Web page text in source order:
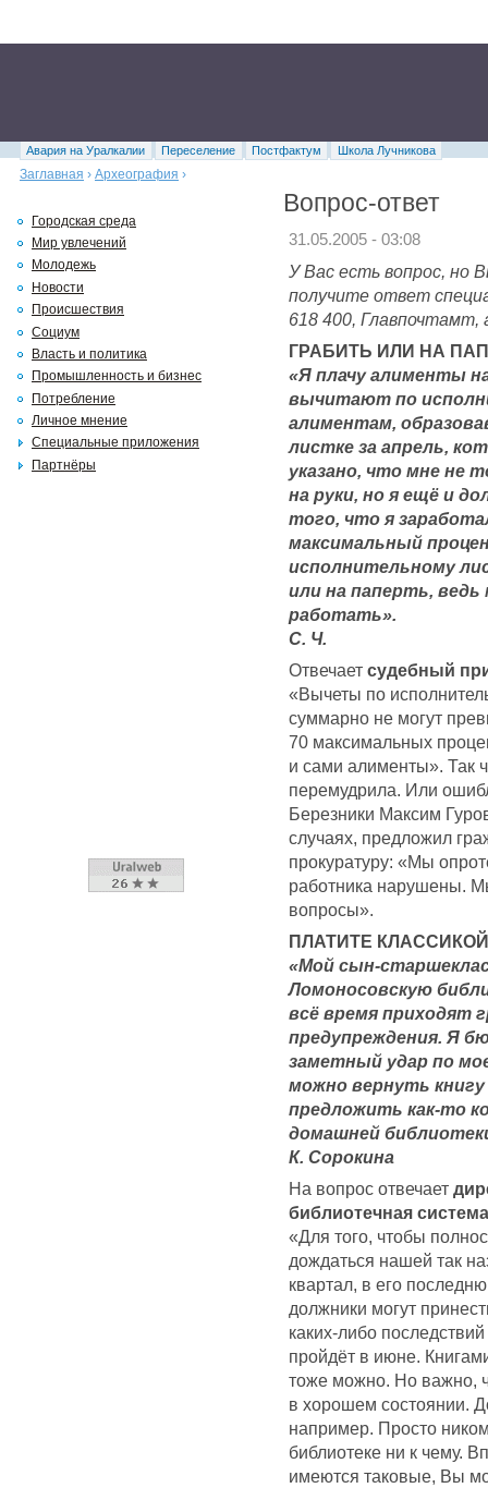
Авария на Уралкалии Переселение Постфактум
Школа Лучникова
Заглавная › Археография ›
Вопрос-ответ
31.05.2005 - 03:08
У Вас есть вопрос,
получите ответ
618 400, Главпочтамт,
ГРАБИТЬ ИЛИ НА
«Я плачу алименты
вычитают по
алиментам,
листке за апрель,
указано, что мне не
на руки, но я ещё и
того, что я
максимальный
исполнительному
или на паперть,
работать».
С. Ч.
Отвечает судебный
«Вычеты по
суммарно не могут
70 максимальных
и сами алименты». Так
перемудрила. Или
Березники Максим
случаях, предложил
прокуратуру: «Мы
работника нарушены.
вопросы».
ПЛАТИТЕ
«Мой сын-
Ломоносовскую
всё время
предупреждения. Я
заметный удар по
можно вернуть
предложить как-то
домашней
К. Сорокина
На вопрос отвечает
библиотечная
«Для того, чтобы
дождаться нашей так
квартал, в его
должники могут
каких-либо
пройдёт в июне.
тоже можно. Но важно,
в хорошем состоянии.
например. Просто
библиотеке ни к чему.
имеются таковые, Вы
Городская среда
Мир увлечений
Молодежь
Новости
Происшествия
Социум
Власть и политика
Промышленность и бизнес
Потребление
Личное мнение
Специальные приложения
Партнёры